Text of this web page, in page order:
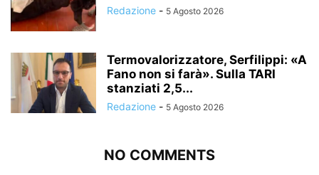
Redazione - 5 Agosto 2026
Termovalorizzatore, Serfilippi: «A
Fano non si farà». Sulla TARI
stanziati 2,5...
Redazione - 5 Agosto 2026
NO COMMENTS